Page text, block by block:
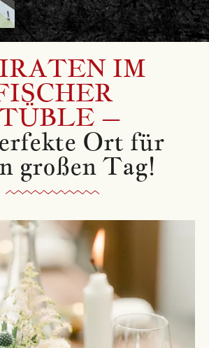
IM
–
Ort für
großen Tag!